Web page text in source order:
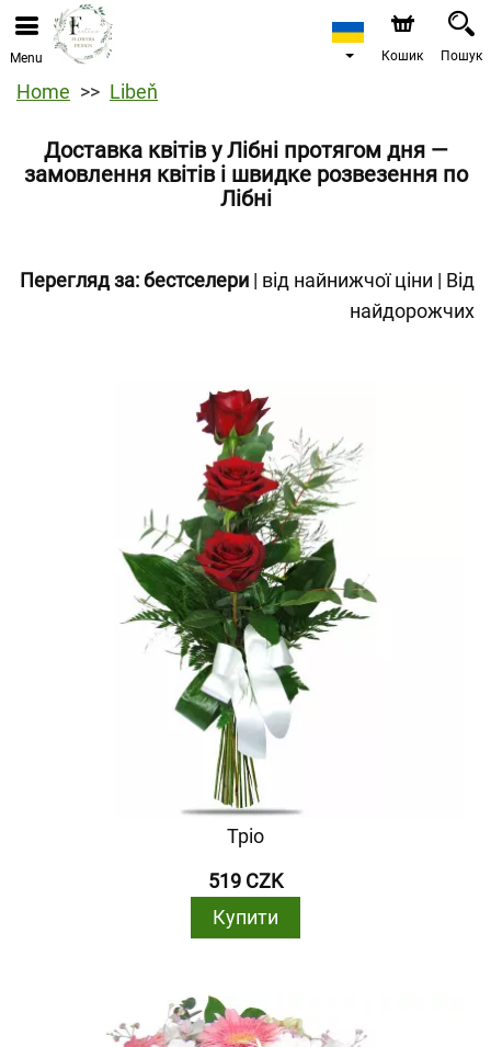
Menu Кошик Пошук
Home Libeň
Доставка квітів у Лібні протягом дня —
замовлення квітів і швидке розвезення по
Лібні
Перегляд за:бестселери | від найнижчої ціни | Від
найдорожчих
Тріо
519 CZK
Купити